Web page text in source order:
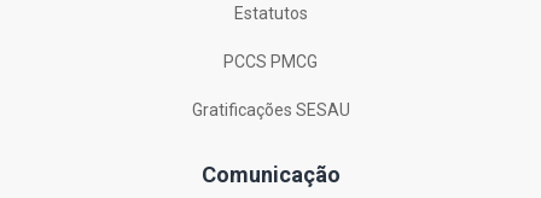
Estatutos
PCCS PMCG
Gratificações SESAU
Comunicação